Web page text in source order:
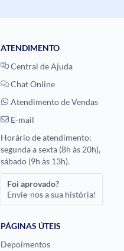
ATENDIMENTO
Central de Ajuda
Chat Online
Atendimento de Vendas
E-mail
Horário de atendimento:
segunda a sexta (8h às 20h),
sábado (9h às 13h).
Foi aprovado?
Envie-nos a sua história!
PÁGINAS ÚTEIS
Depoimentos